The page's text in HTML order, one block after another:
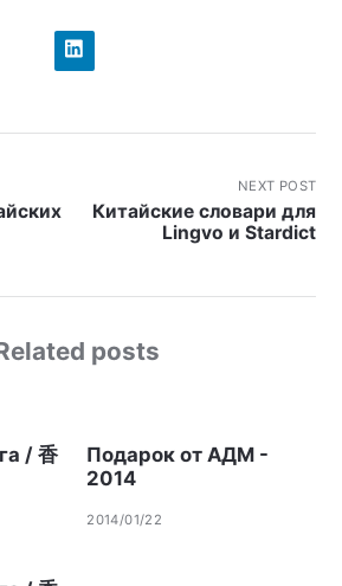
NEXT POST
Китайские словари для
Lingvo и Stardict
posts
/ 香
Подарок от АДМ -
2014
2014/01/22